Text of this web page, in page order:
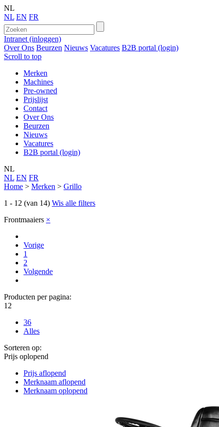
NL
NL EN FR
Intranet (inloggen)
Over Ons Beurzen Nieuws Vacatures B2B portal (login)
Scroll to top
Merken
Machines
Pre-owned
Prijslijst
Contact
Over Ons
Beurzen
Nieuws
Vacatures
B2B portal (login)
NL
NL EN FR
Home > Merken > Grillo
1 - 12 (van 14) Wis alle filters
Frontmaaiers ×
Vorige
1
2
Volgende
Producten per pagina:
12
36
Alles
Sorteren op:
Prijs oplopend
Prijs aflopend
Merknaam aflopend
Merknaam oplopend